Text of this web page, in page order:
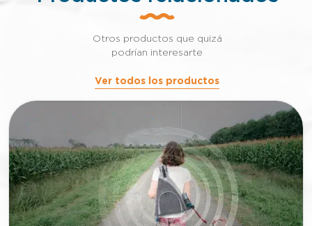
Otros productos que quizá
podrían interesarte
Ver todos los productos